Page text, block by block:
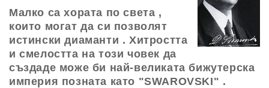
Малко са хората по света ,
които могат да си позволят
истински диаманти . Хитростта
и смелостта на този човек да
създаде може би най-великата бижутерска
империя позната като "SWAROVSKI" .